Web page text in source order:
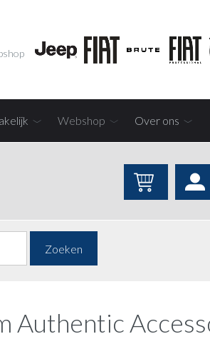
Webshop Over ons
Zoeken
Authentic